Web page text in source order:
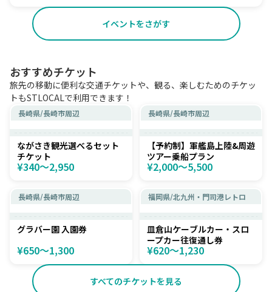
イベントをさがす
おすすめチケット
旅先の移動に便利な交通チケットや、観る、楽しむためのチケッ
トもSTLOCALで利用できます！
長崎県/長崎市周辺
ながさき観光選べるセット
チケット
¥340〜2,950
長崎県/長崎市周辺
【予約制】軍艦島上陸&周遊
ツアー乗船プラン
¥2,000〜5,500
長崎県/長崎市周辺
グラバー園 入園券
¥650〜1,300
福岡県/北九州・門司港レトロ
皿倉山ケーブルカー・スロ
ープカー往復通し券
¥620〜1,230
すべてのチケットを見る